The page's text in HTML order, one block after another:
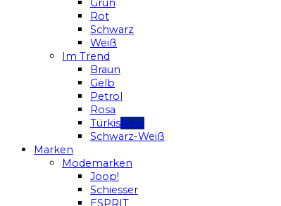
Grün
Rot
Schwarz
Weiß
Im Trend
Braun
Gelb
Petrol
Rosa
Türkis
Schwarz-Weiß
Marken
Modemarken
Joop!
Schiesser
ESPRIT